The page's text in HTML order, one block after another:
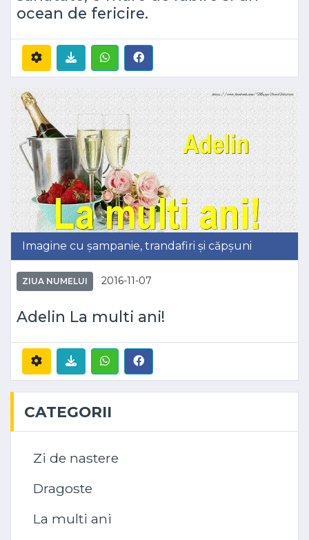
ocean de fericire.
Imagine cu șampanie, trandafiri și căpșuni
ZIUA NUMELUI 2016-11-07
Adelin La multi ani!
CATEGORII
Zi de nastere
Dragoste
La multi ani